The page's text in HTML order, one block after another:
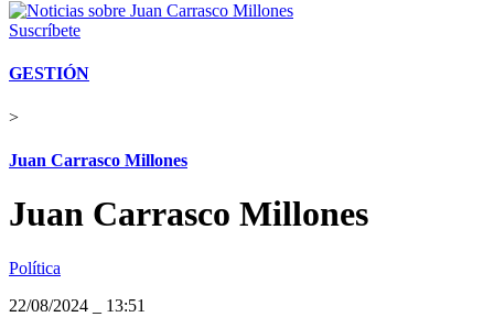
Suscríbete
GESTIÓN
>
Juan Carrasco Millones
Juan Carrasco Millones
Política
22/08/2024
13:51